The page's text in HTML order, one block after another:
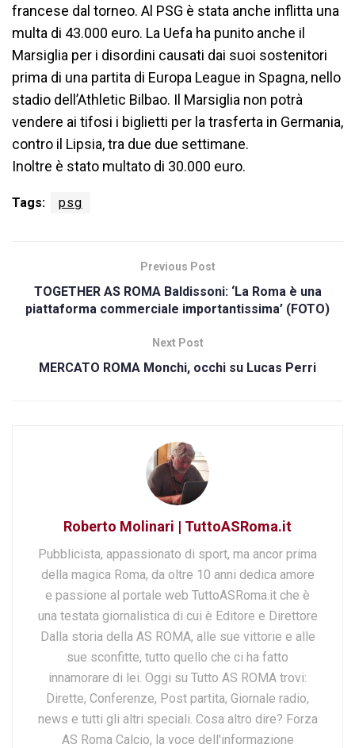
francese dal torneo. Al PSG è stata anche inflitta una
multa di 43.000 euro. La Uefa ha punito anche il
Marsiglia per i disordini causati dai suoi sostenitori
prima di una partita di Europa League in Spagna, nello
stadio dell’Athletic Bilbao. Il Marsiglia non potrà
vendere ai tifosi i biglietti per la trasferta in Germania,
contro il Lipsia, tra due due settimane.
Inoltre è stato multato di 30.000 euro.
Tags: psg
Previous Post
TOGETHER AS ROMA Baldissoni: ‘La Roma è una
piattaforma commerciale importantissima’ (FOTO)
Next Post
MERCATO ROMA Monchi, occhi su Lucas Perri
Roberto Molinari | TuttoASRoma.it
Pubblicista, appassionato di sport, ma ancor prima
della magica Roma, da oltre 10 anni dedica amore
e passione al portale web TuttoASRoma.it che è
una testata giornalistica di cui è Editore e Direttore
Dalla storia della AS ROMA, alle sue vittorie e alle
sue sconfitte, tutto quello che ci ha fatto
innamorare di lei. Oggi su Tutto AS ROMA trovi:
Dirette, Conferenze, Post partita, Giornale radio,
news e tutti gli altri speciali. Cosa altro dire? Forza
AS Roma Calcio, la voce dell'informazione